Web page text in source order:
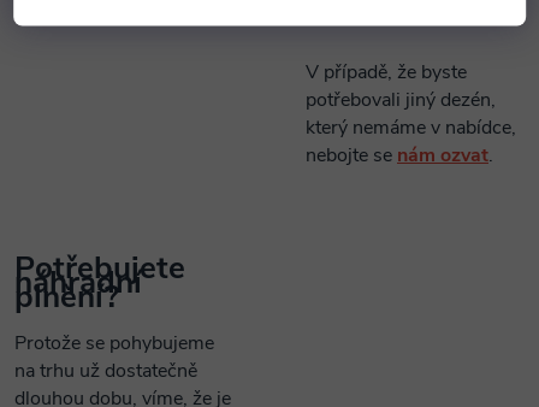
V případě, že byste
potřebovali jiný dezén,
který nemáme v nabídce,
nebojte se nám ozvat.
Potřebujete
náhradní
plnění?
Protože se pohybujeme
na trhu už dostatečně
dlouhou dobu, víme, že je